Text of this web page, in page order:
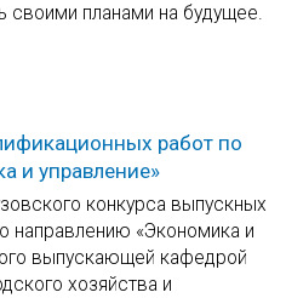
своими планами на будущее.
работ по
и управление»
конкурса выпускных
направлению «Экономика и
выпускающей кафедрой
хозяйства и